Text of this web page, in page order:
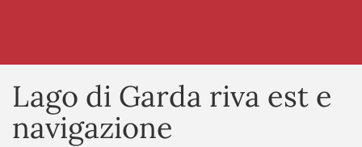
Lago di Garda riva est e
navigazione